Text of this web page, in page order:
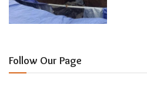
Follow Our Page